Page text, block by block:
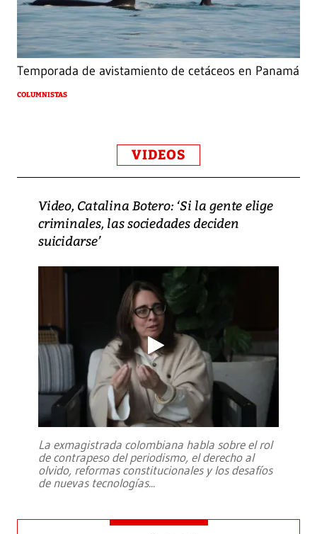
Temporada de avistamiento de cetáceos en Panamá
COLUMNISTAS
VIDEOS
Video, Catalina Botero: ‘Si la gente elige
criminales, las sociedades deciden
suicidarse’
La exmagistrada colombiana habla sobre el rol
de contrapeso del periodismo, el derecho al
olvido, reformas constitucionales y los desafíos
de nuevas tecnologías...